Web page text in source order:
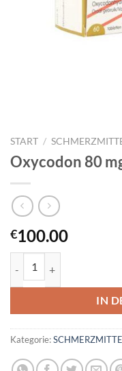
START /
Oxycodon 80
€100.00
IN
Kategorie: